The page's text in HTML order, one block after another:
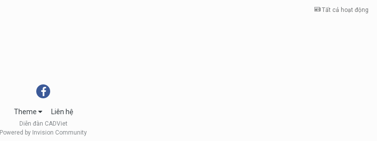
Tất cả hoạt động
Theme Liên hệ
Diễn đàn CADViet
Powered by Invision Community